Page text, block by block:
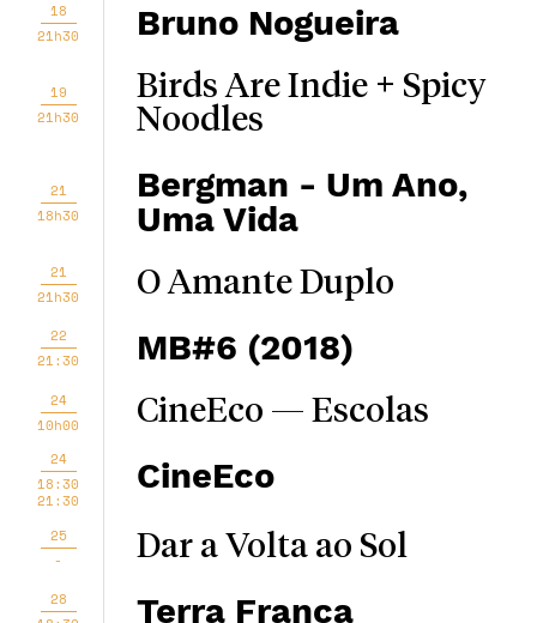
18
21h30
Bruno Nogueira
19
21h30
Birds Are Indie + Spicy
Noodles
21
18h30
Bergman - Um Ano,
Uma Vida
21
21h30
O Amante Duplo
22
21:30
MB#6 (2018)
24
10h00
CineEco — Escolas
24
18:30
21:30
CineEco
25
-
Dar a Volta ao Sol
28
Terra Franca